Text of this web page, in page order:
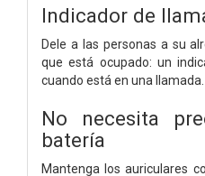
Indicador de
Dele a las personas a su
que está ocupado: un
cuando está en una llamada.
No necesita
batería
Mantenga los auriculares